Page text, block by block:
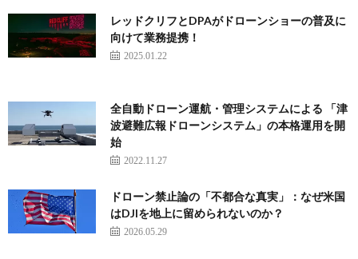
レッドクリフとDPAがドローンショーの普及に
向けて業務提携！
2025.01.22
全自動ドローン運航・管理システムによる 「津
波避難広報ドローンシステム」の本格運用を開
始
2022.11.27
ドローン禁止論の「不都合な真実」：なぜ米国
はDJIを地上に留められないのか？
2026.05.29